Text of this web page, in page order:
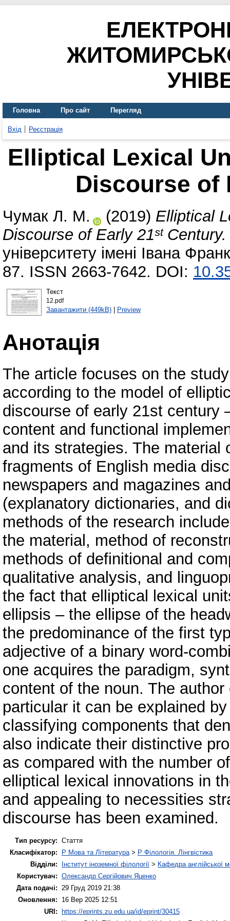
Головна Про сайт Перегляд
Вхід Реєстрація
Elliptical Lexical
Discourse of
Чумак Л. М. (2019) Elliptical
Discourse of Early 21ˢᵗ Century.
університету імені Івана
87. ISSN 2663-7642. DOI:
Текст
12.pdf
Завантажити (449kB)| Preview
Анотація
The article focuses on the
according to the model of
discourse of early 21st century
content and functional
and its strategies. The material
fragments of English media
newspapers and magazines
(explanatory dictionaries, and
methods of the research
the material, method of
methods of definitional and
qualitative analysis, and
the fact that elliptical lexical
ellipsis – the ellipse of the
the predominance of the first
adjective of a binary word-
one acquires the paradigm,
content of the noun. The
particular it can be explained
classifying components that
also indicate their distinctive
as compared with the number
elliptical lexical innovations in
and appealing to necessities
discourse has been examined.
Тип ресурсу: Стаття
Класифікатор:
P Мова та Література > P Філологія. Лінгвістика
Відділи:
Інститут іноземної філології > Кафедра англійської
Користувач: Олександр Сергійович Яценко
Дата подачі:
29 Груд 2019 21:38
Оновлення:
16 Вер 2025 12:51
URI: https://eprints.zu.edu.ua/id/eprint/30415